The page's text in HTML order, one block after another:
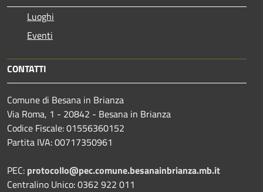
Luoghi
Eventi
CONTATTI
Comune di Besana in Brianza
Via Roma, 1 - 20842 - Besana in Brianza
Codice Fiscale: 01556360152
Partita IVA: 00717350961
PEC: protocollo@pec.comune.besanainbrianza.mb.it
Centralino Unico: 0362 922 011